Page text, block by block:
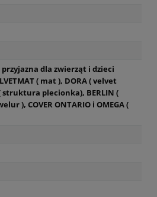
dla zwierząt i dzieci
( mat ), DORA ( velvet
struktura plecionka), BERLIN (
), COVER ONTARIO i OMEGA (